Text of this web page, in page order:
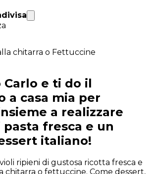
chitarra o Fettuccine
Carlo e ti do il
a casa mia per
a realizzare
fresca e un
italiano!
ripieni di gustosa ricotta fresca e
chitarra o fettuccine. Come dessert,